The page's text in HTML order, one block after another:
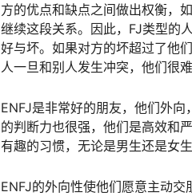
方的优点和缺点之间做出权衡，
继续这段关系。因此，FJ类型的
好与坏。如果对方的坏超过了他
人一旦和别人发生冲突，他们很
ENFJ是非常好的朋友，他们外
的判断力也很强，他们是高效和
有趣的习惯，无论是男生还是女
ENFJ的外向性使他们愿意主动交